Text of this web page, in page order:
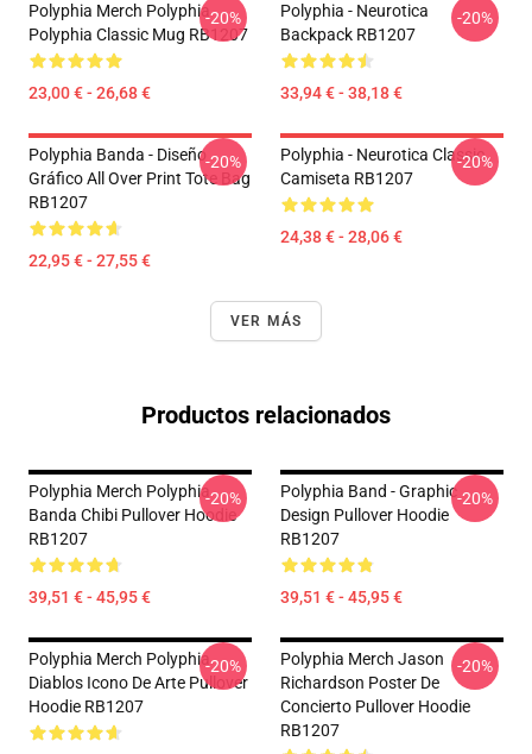
Polyphia Merch Polyphia
Polyphia Classic Mug RB1207
23,00 € - 26,68 €
-20%
Polyphia - Neurotica
Backpack RB1207
33,94 € - 38,18 €
-20%
Polyphia Banda - Diseño
Gráfico All Over Print Tote Bag
RB1207
22,95 € - 27,55 €
-20%
Polyphia - Neurotica Classic
Camiseta RB1207
24,38 € - 28,06 €
-20%
VER MÁS
Productos relacionados
Polyphia Merch Polyphia
Banda Chibi Pullover Hoodie
RB1207
39,51 € - 45,95 €
-20%
Polyphia Band - Graphic
Design Pullover Hoodie
RB1207
39,51 € - 45,95 €
-20%
Polyphia Merch Polyphia
Diablos Icono De Arte Pullover
Hoodie RB1207
-20%
Polyphia Merch Jason
Richardson Poster De
Concierto Pullover Hoodie
RB1207
-20%